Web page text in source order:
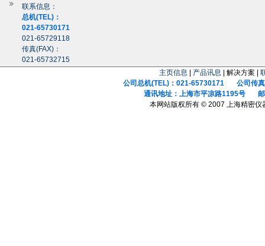
联系信息：
总机(TEL)：
021-65730171
021-65729118
传真(FAX)：
021-65732715
主页信息
产品讯息 | 解决方案 |
公司总机(TEL)：021-65730171 公司传真
通讯地址：上海市平凉路1195号 邮
本网站版权所有 © 2007 上海精密仪